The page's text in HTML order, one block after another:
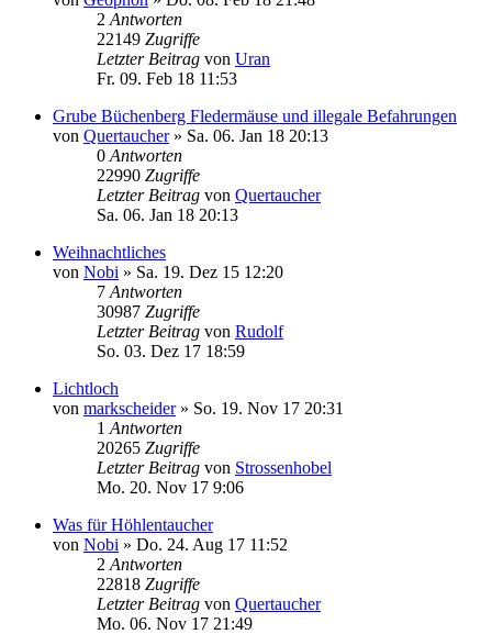
2 Antworten
22149 Zugriffe
Letzter Beitrag von Uran
Fr. 09. Feb 18 11:53
Grube Büchenberg Fledermäuse und illegale Befahrungen
von Quertaucher» Sa. 06. Jan 18 20:13
0 Antworten
22990 Zugriffe
Letzter Beitrag von Quertaucher
Sa. 06. Jan 18 20:13
Weihnachtliches
von Nobi » Sa. 19. Dez 15 12:20
7 Antworten
30987 Zugriffe
Letzter Beitrag von Rudolf
So. 03. Dez 17 18:59
Lichtloch
von markscheider» So. 19. Nov 17 20:31
1 Antworten
20265 Zugriffe
Letzter Beitrag von Strossenhobel
Mo. 20. Nov 17 9:06
Was für Höhlentaucher
von Nobi » Do. 24. Aug 17 11:52
2 Antworten
22818 Zugriffe
Letzter Beitrag von Quertaucher
Mo. 06. Nov 17 21:49